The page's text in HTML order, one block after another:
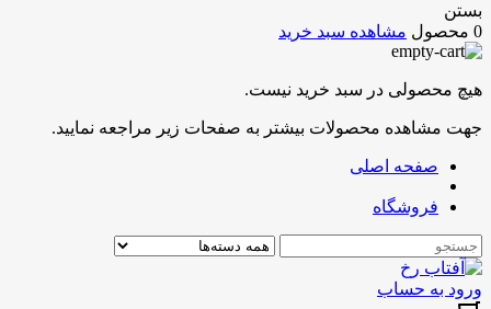
بستن
0 محصول
مشاهده سبد خرید
هیچ محصولی در سبد خرید نیست.
جهت مشاهده محصولات بیشتر به صفحات زیر مراجعه نمایید.
صفحه اصلی
فروشگاه
ورود به حساب